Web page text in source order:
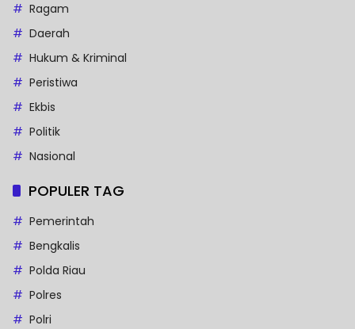
Ragam
Daerah
Hukum & Kriminal
Peristiwa
Ekbis
Politik
Nasional
POPULER TAG
Pemerintah
Bengkalis
Polda Riau
Polres
Polri